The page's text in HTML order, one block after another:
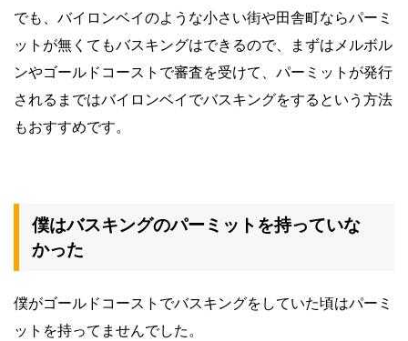
でも、バイロンベイのような小さい街や田舎町ならパーミ
ットが無くてもバスキングはできるので、まずはメルボル
ンやゴールドコーストで審査を受けて、パーミットが発行
されるまではバイロンベイでバスキングをするという方法
もおすすめです。
僕はバスキングのパーミットを持っていな
かった
僕がゴールドコーストでバスキングをしていた頃はパーミ
ットを持ってませんでした。